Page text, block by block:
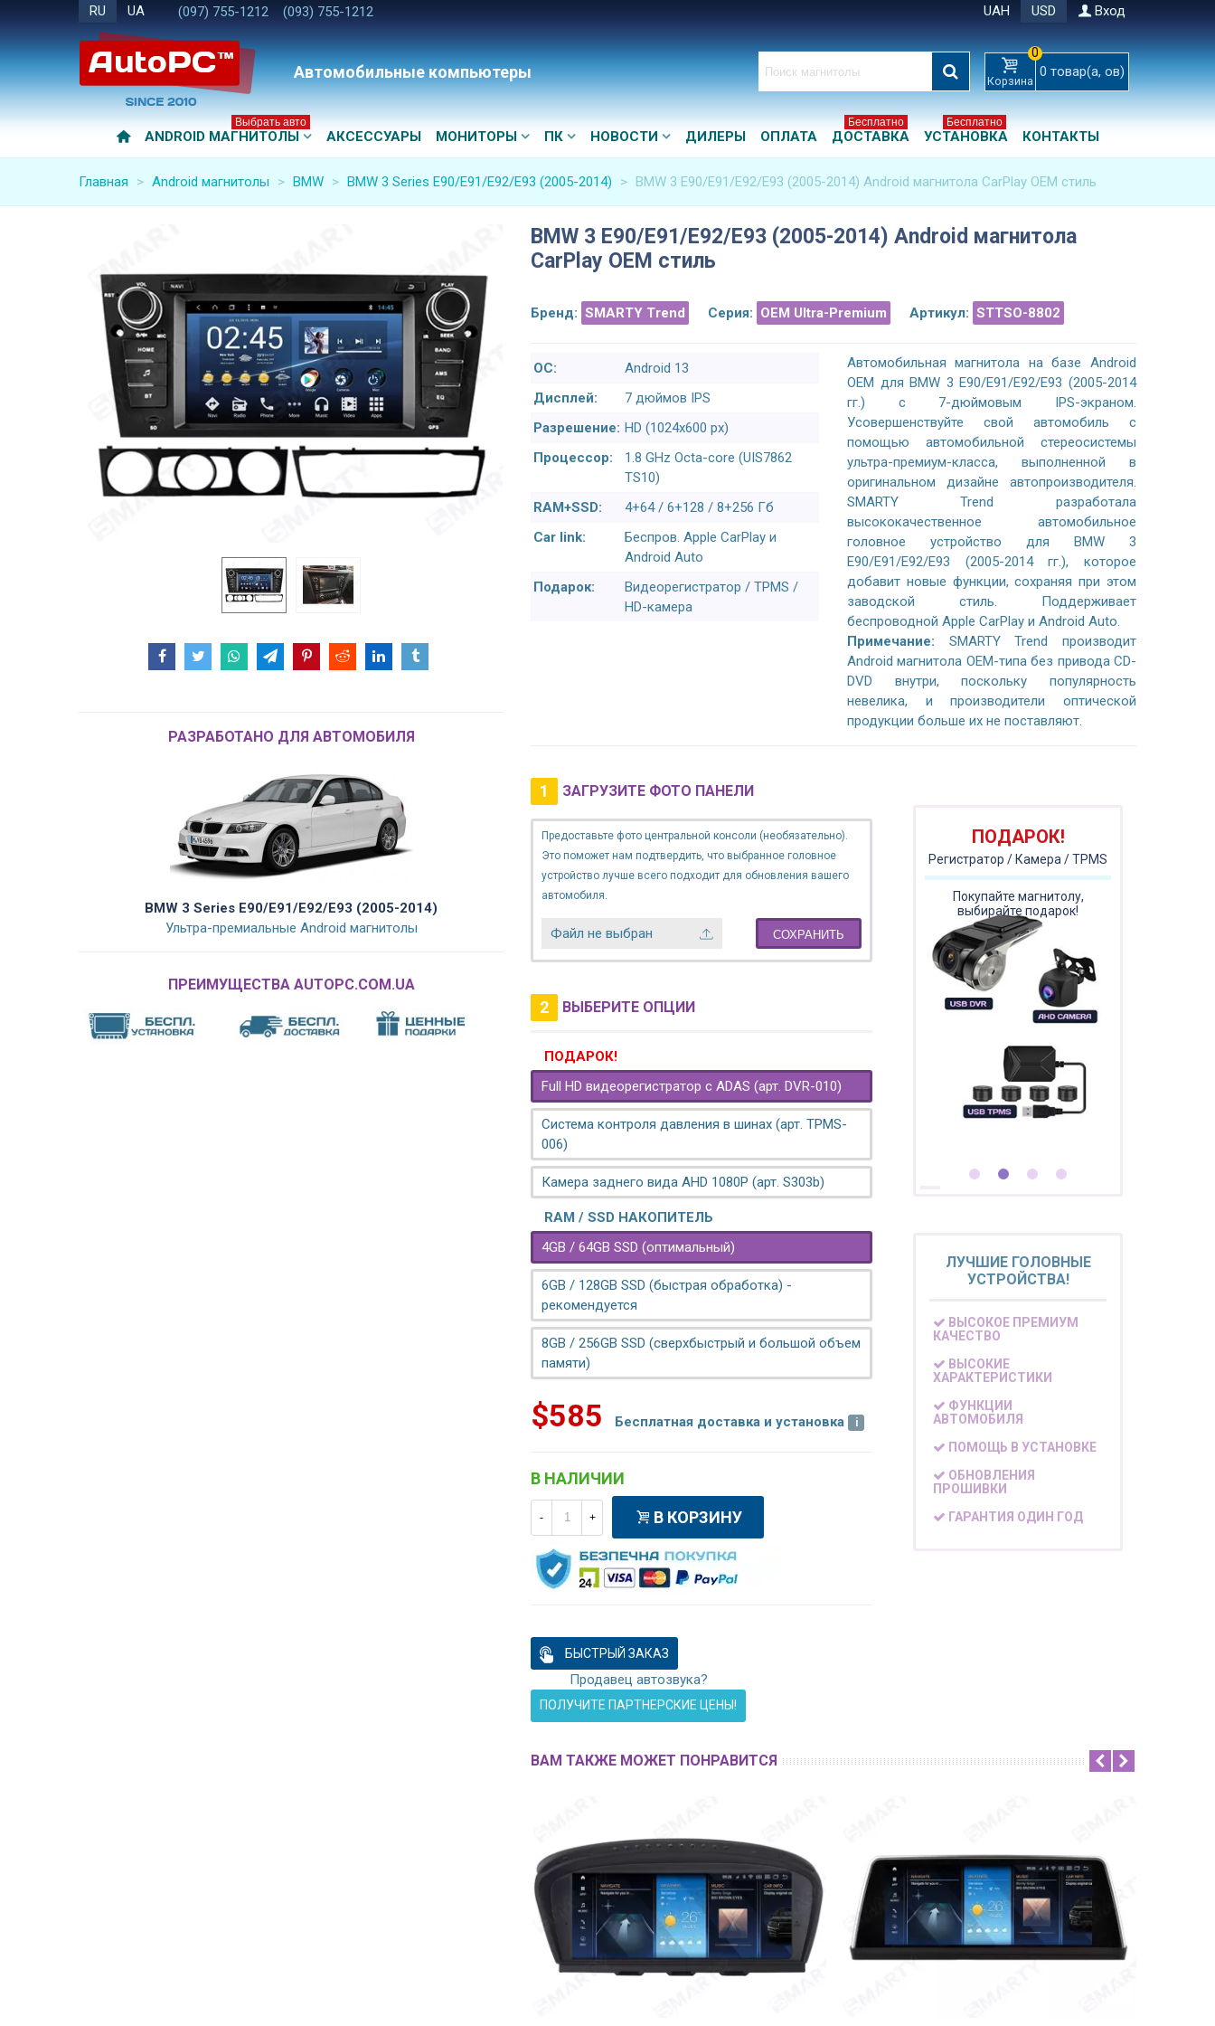
RU UA (097) 755-1212 (093) 755-1212 UAH USD Вход
Автомобильные компьютеры Корзина
0
0 товар(а, ов)
ANDROID МАГНИТОЛЫ
Выбрать авто
АКСЕССУАРЫ МОНИТОРЫ ПК НОВОСТИ ДИЛЕРЫ ОПЛАТА ДОСТАВКА
Бесплатно
УСТАНОВКА
Бесплатно
КОНТАКТЫ
Главная > Android магнитолы > BMW > BMW 3 Series E90/E91/E92/E93 (2005-2014) > BMW 3 E90/E91/E92/E93 (2005-2014) Android магнитола CarPlay OEM стиль
РАЗРАБОТАНО ДЛЯ АВТОМОБИЛЯ
BMW 3 Series E90/E91/E92/E93 (2005-2014)
Ультра-премиальные Android магнитолы
ПРЕИМУЩЕСТВА AUTOPC.COM.UA
BMW 3 E90/E91/E92/E93 (2005-2014) Android магнитола
CarPlay OEM стиль
Бренд: SMARTY Trend Серия: OEM Ultra-Premium Артикул: STTSO-8802
ОС:
Android 13
Дисплей:
7 дюймов IPS
Разрешение: HD (1024х600 px)
Процессор:
1.8 GHz Octa-core (UIS7862
TS10)
RAM+SSD:
4+64 / 6+128 / 8+256 Гб
Car link:
Беспров. Apple CarPlay и
Android Auto
Подарок:
Видеорегистратор / TPMS /
HD-камера
Автомобильная магнитола на базе Android
OEM для BMW 3 E90/E91/E92/E93 (2005-2014
гг.) с 7-дюймовым IPS-экраном.
Усовершенствуйте свой автомобиль с
помощью автомобильной стереосистемы
ультра-премиум-класса, выполненной в
оригинальном дизайне автопроизводителя.
SMARTY Trend разработала
высококачественное автомобильное
головное устройство для BMW 3
E90/E91/E92/E93 (2005-2014 гг.), которое
добавит новые функции, сохраняя при этом
заводской стиль. Поддерживает
беспроводной Apple CarPlay и Android Auto.
Примечание: SMARTY Trend производит
Android магнитола OEM-типа без привода CD-
DVD внутри, поскольку популярность
невелика, и производители оптической
продукции больше их не поставляют.
1 ЗАГРУЗИТЕ ФОТО ПАНЕЛИ
Предоставьте фото центральной консоли (необязательно).
Это поможет нам подтвердить, что выбранное головное
устройство лучше всего подходит для обновления вашего
автомобиля.
Файл не выбран СОХРАНИТЬ
2 ВЫБЕРИТЕ ОПЦИИ
ПОДАРОК!
Full HD видеорегистратор с ADAS (арт. DVR-010)
Система контроля давления в шинах (арт. TPMS-
006)
Камера заднего вида AHD 1080P (арт. S303b)
RAM / SSD НАКОПИТЕЛЬ
4GB / 64GB SSD (оптимальный)
6GB / 128GB SSD (быстрая обработка) -
рекомендуется
8GB / 256GB SSD (сверхбыстрый и большой объем
памяти)
$585 Бесплатная доставка и установка
В НАЛИЧИИ
- + В КОРЗИНУ
БЫСТРЫЙ ЗАКАЗ
Продавец автозвука?
ПОЛУЧИТЕ ПАРТНЕРСКИЕ ЦЕНЫ!
ПОДАРОК!
Регистратор / Камера / TPMS
Покупайте магнитолу,
выбирайте подарок!
ЛУЧШИЕ ГОЛОВНЫЕ
УСТРОЙСТВА!
ВЫСОКОЕ ПРЕМИУМ
КАЧЕСТВО
ВЫСОКИЕ
ХАРАКТЕРИСТИКИ
ФУНКЦИИ
АВТОМОБИЛЯ
ПОМОЩЬ В УСТАНОВКЕ
ОБНОВЛЕНИЯ
ПРОШИВКИ
ГАРАНТИЯ ОДИН ГОД
ВАМ ТАКЖЕ МОЖЕТ ПОНРАВИТСЯ